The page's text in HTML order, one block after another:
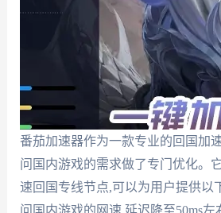
番茄加速器作为一款专业的回国加
问国内游戏的需求做了专门优化。
速回国专线节点,可以为用户提供以